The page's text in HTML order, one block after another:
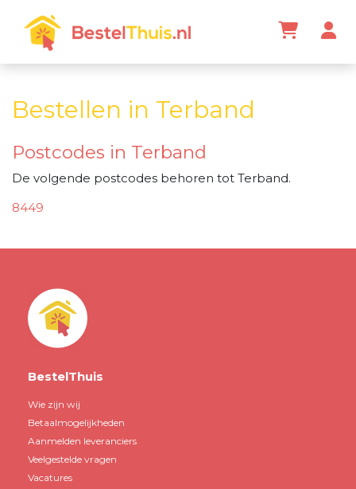
Bestellen in Terband
Postcodes in Terband
De volgende postcodes behoren tot Terband.
8449
BestelThuis
Wie zijn wij
Betaalmogelijkheden
Aanmelden leveranciers
Veelgestelde vragen
Vacatures